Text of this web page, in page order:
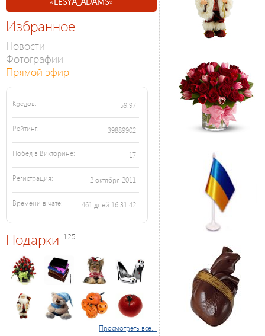
Избранное
Новости
Фотографии
Прямой эфир
Кредов: 59.97
Рейтинг: 39889902
Побед в Викторине: 17
Регистрация: 2 октября 2011
Времени в чате: 461 дней 16:31:42
Подарки 125
Просмотреть все...